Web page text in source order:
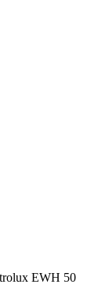
EWH 50